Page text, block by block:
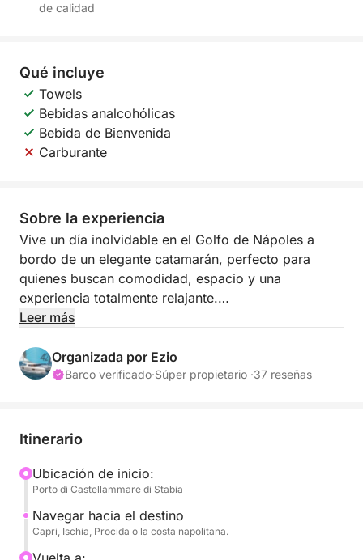
de calidad
Qué incluye
Towels
Bebidas analcohólicas
Bebida de Bienvenida
Carburante
Sobre la experiencia
Vive un día inolvidable en el Golfo de Nápoles a
bordo de un elegante catamarán, perfecto para
quienes buscan comodidad, espacio y una
experiencia totalmente relajante.
disfrutar del mar a tu antojo, con zonas para tomar
el sol y áreas de sombra ideales para cualquier
decidir si explorar Capri, Ischia, Procida o la costa
condiciones del mar.
Se han programado paradas para nadar durante
todo el día en calas selectas, perfectas para bañarse
en aguas cristalinas y relajarse lejos de las
Leer más
Organizada por Ezio
Barco verificado·Súper propietario ·37 reseñas
Itinerario
Ubicación de inicio:
Porto di Castellammare di Stabia
Navegar hacia el destino
Capri, Ischia, Procida o la costa napolitana.